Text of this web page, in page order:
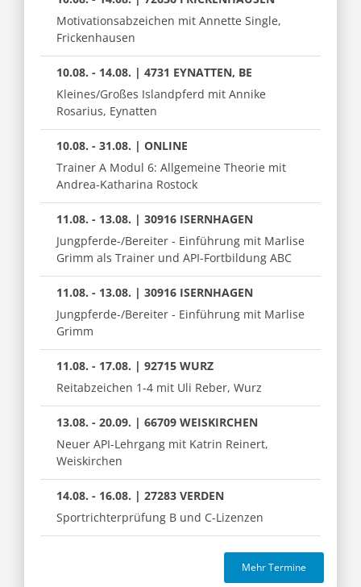
Motivationsabzeichen mit Annette Single,
Frickenhausen
10.08. - 14.08. | 4731 EYNATTEN, BE
Kleines/Großes Islandpferd mit Annike
Rosarius, Eynatten
10.08. - 31.08. | ONLINE
Trainer A Modul 6: Allgemeine Theorie mit
Andrea-Katharina Rostock
11.08. - 13.08. | 30916 ISERNHAGEN
Jungpferde-/Bereiter - Einführung mit Marlise
Grimm als Trainer und API-Fortbildung ABC
11.08. - 13.08. | 30916 ISERNHAGEN
Jungpferde-/Bereiter - Einführung mit Marlise
Grimm
11.08. - 17.08. | 92715 WURZ
Reitabzeichen 1-4 mit Uli Reber, Wurz
13.08. - 20.09. | 66709 WEISKIRCHEN
Neuer API-Lehrgang mit Katrin Reinert,
Weiskirchen
14.08. - 16.08. | 27283 VERDEN
Sportrichterprüfung B und C-Lizenzen
Mehr Termine